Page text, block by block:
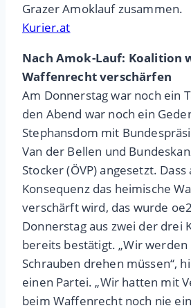
Grazer Amoklauf zusammen.
Kurier.at
Nach Amok-Lauf: Koalition
Waffenrecht verschärfen
Am Donnerstag war noch ein
den Abend war noch ein
Stephansdom mit
Van der Bellen und
Stocker (ÖVP) angesetzt. Dass
Konsequenz das heimische
verschärft wird, das wurde
Donnerstag aus zwei der drei
bereits bestätigt. „Wir
Schrauben drehen müssen“,
einen Partei. „Wir hatten mit
beim Waffenrecht noch nie